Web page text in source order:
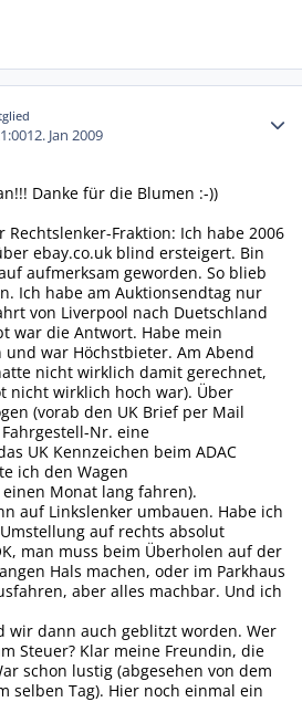
12. Jan 2009
Danke für die Blumen :-))
Fraktion: Ich habe 2006
ebay.co.uk blind ersteigert. Bin
aufmerksam geworden. So blieb
Ich habe am Auktionsendtag nur
von Liverpool nach Duetschland
war die Antwort. Habe mein
und war Höchstbieter. Am Abend
nicht wirklich damit gerechnet,
nicht wirklich hoch war). Über
(vorab den UK Brief per Mail
Nr. eine
UK Kennzeichen beim ADAC
ich den Wagen
Monat lang fahren).
auf Linkslenker umbauen. Habe ich
auf rechts absolut
man muss beim Überholen auf der
Hals machen, oder im Parkhaus
aber alles machbar. Und ich
wir dann auch geblitzt worden. Wer
Steuer? Klar meine Freundin, die
schon lustig (abgesehen von dem
selben Tag). Hier noch einmal ein